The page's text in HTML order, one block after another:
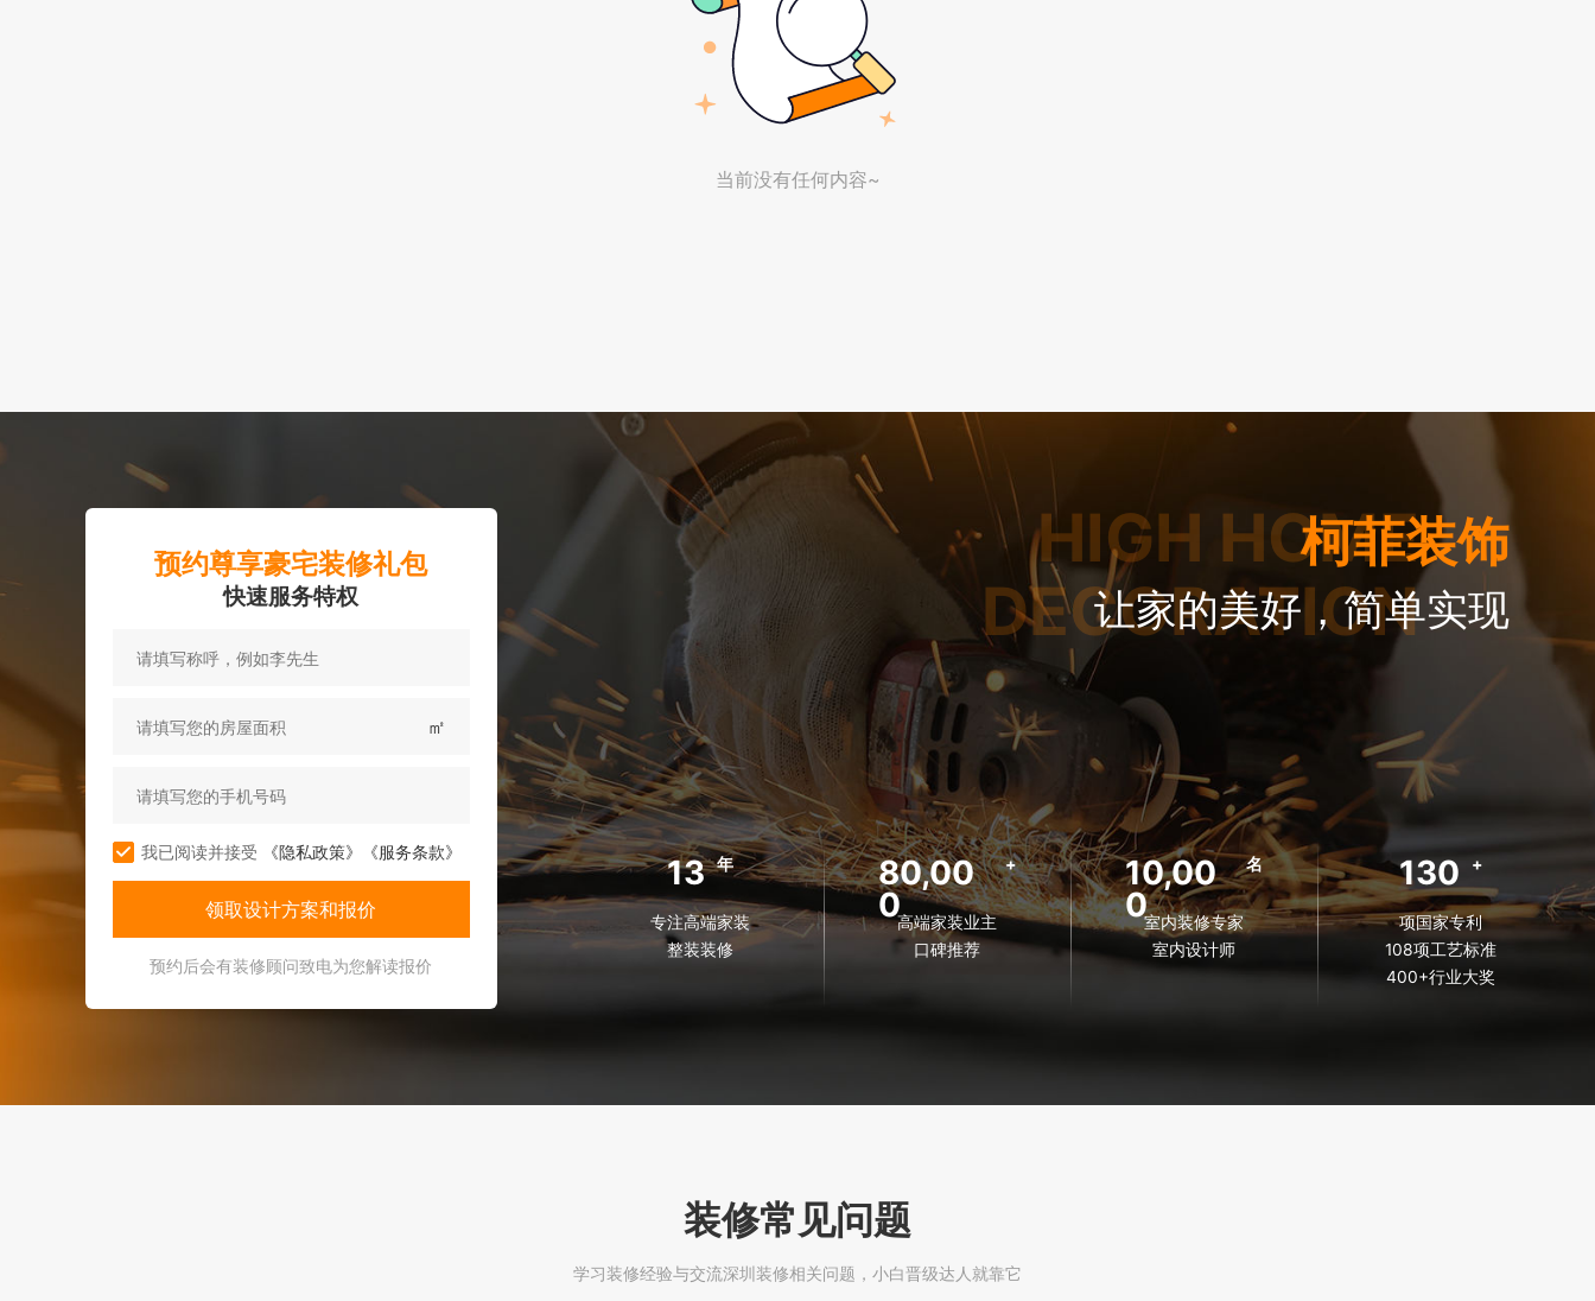
当前没有任何内容~
预约尊享豪宅装修礼包
快速服务特权
㎡
我已阅读并接受 《隐私政策》 《服务条款》
预约后会有装修顾问致电为您解读报价
HIGH HOME
DECORATION
柯菲装饰
让家的美好，简单实现
13 年
专注高端家装
整装装修
80,00
0
+
高端家装业主
口碑推荐
10,00
0
名
室内装修专家
室内设计师
130 +
项国家专利
108项工艺标准
400+行业大奖
装修常见问题
学习装修经验与交流深圳装修相关问题，小白晋级达人就靠它